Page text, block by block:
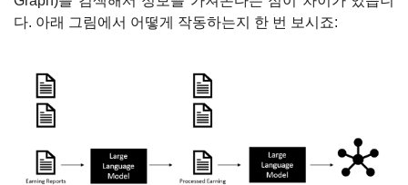
다. 아래 그림에서 어떻게 작동하는지 한 번 보시죠: